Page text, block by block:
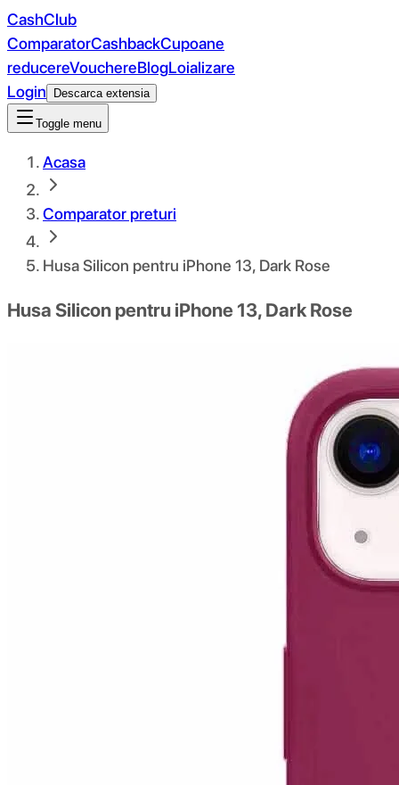
CashClub
ComparatorCashbackCupoane
reducereVouchereBlogLoializare
Login
Descarca extensia
Toggle menu
Acasa
Comparator preturi
Husa Silicon pentru iPhone 13, Dark Rose
Husa Silicon pentru iPhone 13, Dark Rose